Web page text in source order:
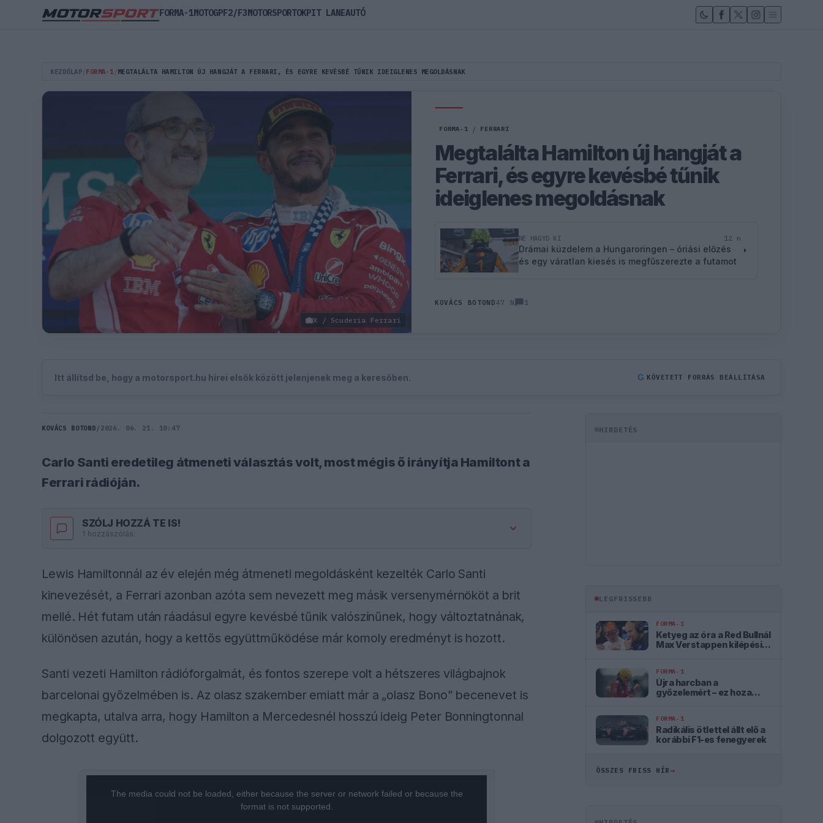
KEZDŐLAP FORMA-1 MEGTALÁLTA HAMILTON ÚJ HANGJÁT A FERRARI, ÉS EGYRE KEVÉSBÉ TŰNIK IDEIGLENES MEGOLDÁSNAK
X / Scuderia Ferrari
FORMA-1 / FERRARI
Megtalálta Hamilton új hangját a
Ferrari, és egyre kevésbé tűnik
ideiglenes megoldásnak
NE HAGYD KI 12 n
Drámai küzdelem a Hungaroringen – óriási előzés
és egy váratlan kiesés is megfűszerezte a futamot
KOVÁCS BOTOND47 N 1
Itt állítsd be, hogy a motorsport.hu hírei elsők között jelenjenek meg a keresőben. G KÖVETETT FORRÁS BEÁLLÍTÁSA
KOVÁCS BOTOND / 2026. 06. 21. 10:47
Carlo Santi eredetileg átmeneti választás volt, most mégis ő irányítja Hamiltont a
Ferrari rádióján.
SZÓLJ HOZZÁ TE IS!
1 hozzászólás.
Lewis Hamiltonnál az év elején még átmeneti megoldásként kezelték Carlo Santi
kinevezését, a Ferrari azonban azóta sem nevezett meg másik versenymérnököt a brit
mellé. Hét futam után ráadásul egyre kevésbé tűnik valószínűnek, hogy változtatnának,
különösen azután, hogy a kettős együttműködése már komoly eredményt is hozott.
Santi vezeti Hamilton rádióforgalmát, és fontos szerepe volt a hétszeres világbajnok
barcelonai győzelmében is. Az olasz szakember emiatt már a „olasz Bono” becenevet is
megkapta, utalva arra, hogy Hamilton a Mercedesnél hosszú ideig Peter Bonningtonnal
dolgozott együtt.
The media could not be loaded, either because the server or network failed or because the
format is not supported.
HIRDETÉS
LEGFRISSEBB
FORMA-1
Ketyeg az óra a Red Bullnál
Max Verstappen kilépési
FORMA-1
Újra harcban a
győzelemért – ez hoza
FORMA-1
Radikális ötlettel állt elő a
korábbi F1-es fenegyerek
ÖSSZES FRISS HÍR→
FORMA-1MOTOGPF2/F3MOTORSPORTOKPIT LANEAUTÓ